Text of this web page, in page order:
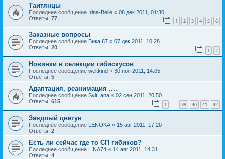
Таитянцы
Последнее сообщение Irina-Belle « 08 дек 2011, 01:30
Ответы: 77 1 2 3 4 5 6
Заказные вопросы
Последнее сообщение Вика 67 « 07 дек 2011, 10:28
Ответы: 20 1 2
Новинки в селекции гибискусов
Последнее сообщение weltkind « 30 ноя 2011, 14:05
Ответы: 5
Адаптация, реанимация ....
Последнее сообщение SvitLana « 02 сен 2011, 20:50
Ответы: 615 1 … 39 40 41 42
Заядлый цветун
Последнее сообщение LENOKA « 15 авг 2011, 17:20
Ответы: 2
Есть ли сейчас где то СП гибиков?
Последнее сообщение LINA74 « 14 авг 2011, 14:31
Ответы: 4